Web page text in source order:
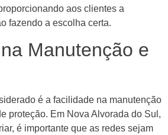
aos clientes a
fazendo a escolha certa.
Manutenção e
é a facilidade na manutenção
proteção. Em Nova Alvorada do Sul,
é importante que as redes sejam